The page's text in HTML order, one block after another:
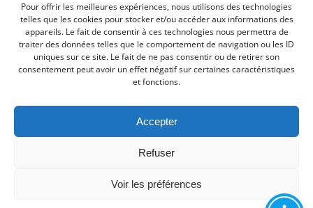
Pour offrir les meilleures expériences, nous utilisons des technologies
telles que les cookies pour stocker et/ou accéder aux informations des
appareils. Le fait de consentir à ces technologies nous permettra de
traiter des données telles que le comportement de navigation ou les ID
uniques sur ce site. Le fait de ne pas consentir ou de retirer son
consentement peut avoir un effet négatif sur certaines caractéristiques
et fonctions.
Accepter
Refuser
Voir les préférences
L'intercommunalité
Intramuros
Suivez-nous sur Facebook
Site